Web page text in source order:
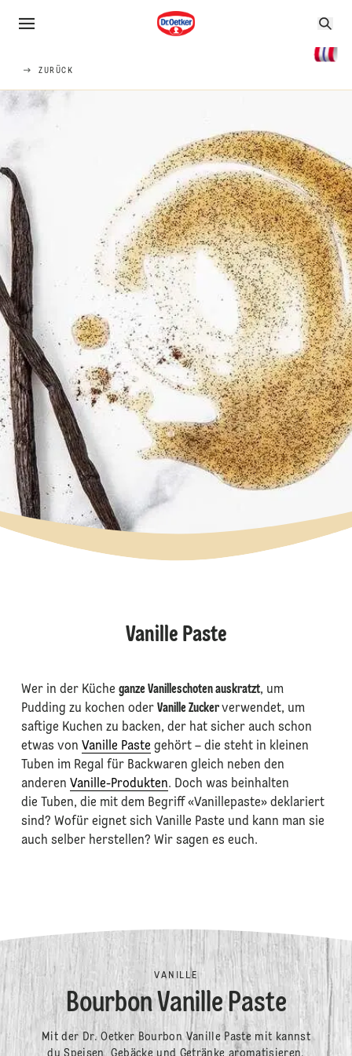
ZURÜCK
Vanille Paste
Wer in der Küche ganze Vanilleschoten auskratzt, um
Pudding zu kochen oder Vanille Zuckerverwendet, um
saftige Kuchen zu backen, der hat sicher auch schon
etwas von Vanille Paste gehört – die steht in kleinen
Tuben im Regal für Backwaren gleich neben den
anderen Vanille-Produkten. Doch was beinhalten
die Tuben, die mit dem Begriff «Vanillepaste» deklariert
sind? Wofür eignet sich Vanille Paste und kann man sie
auch selber herstellen? Wir sagen es euch.
VANILLE
Bourbon Vanille Paste
Mit der Dr. Oetker Bourbon Vanille Paste mit kannst
du Speisen, Gebäcke und Getränke aromatisieren.